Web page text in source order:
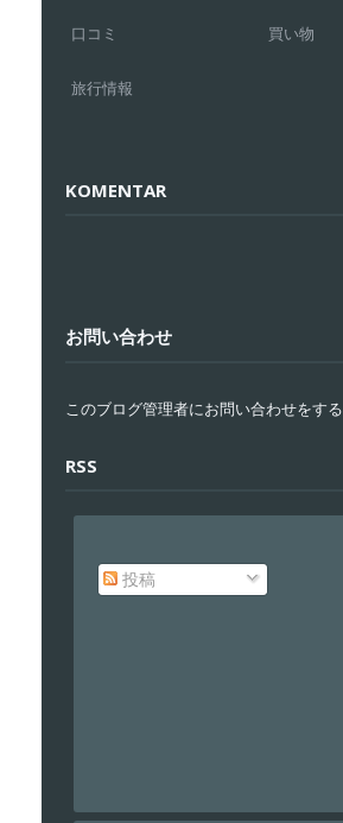
口コミ 買い物
旅行情報
KOMENTAR
お問い合わせ
このブログ管理者にお問い合わせをする
RSS
投稿